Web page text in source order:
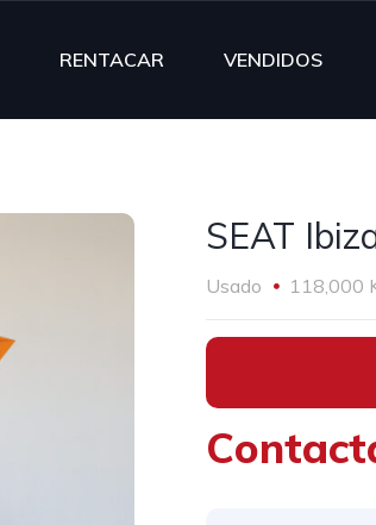
RENTACAR VENDIDOS
SEAT
Usado 118,000
•